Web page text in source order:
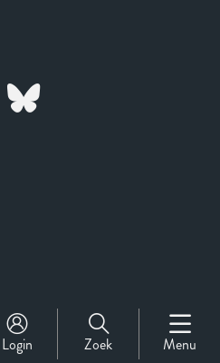
Login Zoek Menu